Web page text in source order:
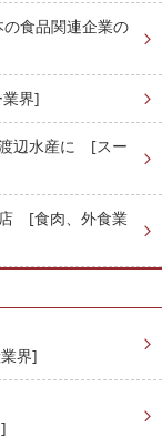
食品関連企業の
界]
渡辺水産に [スー
店 [食肉、外食業
界]